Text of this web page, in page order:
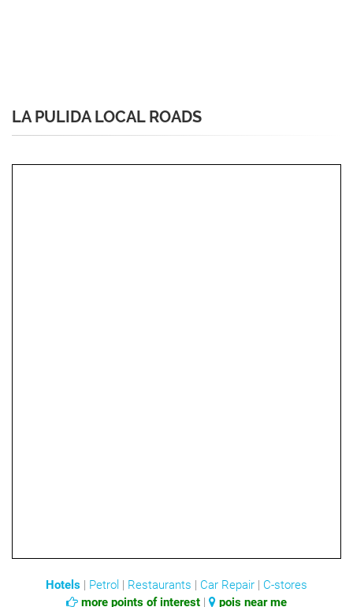
LA PULIDA LOCAL ROADS
Hotels | Petrol | Restaurants | Car Repair | C-stores
more points of interest | pois near me